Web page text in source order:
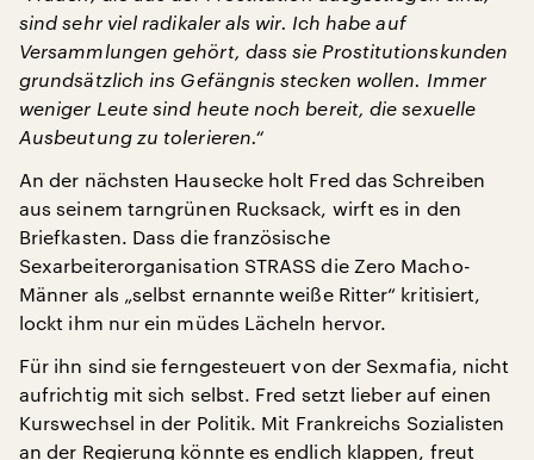
sind sehr viel radikaler als wir. Ich habe auf
Versammlungen gehört, dass sie Prostitutionskunden
grundsätzlich ins Gefängnis stecken wollen. Immer
weniger Leute sind heute noch bereit, die sexuelle
Ausbeutung zu tolerieren.“
An der nächsten Hausecke holt Fred das Schreiben
aus seinem tarngrünen Rucksack, wirft es in den
Briefkasten. Dass die französische
Sexarbeiterorganisation STRASS die Zero Macho-
Männer als „selbst ernannte weiße Ritter“ kritisiert,
lockt ihm nur ein müdes Lächeln hervor.
Für ihn sind sie ferngesteuert von der Sexmafia, nicht
aufrichtig mit sich selbst. Fred setzt lieber auf einen
Kurswechsel in der Politik. Mit Frankreichs Sozialisten
an der Regierung könnte es endlich klappen, freut